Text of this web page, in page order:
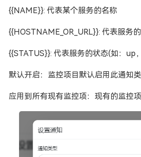
{{NAME}}: 代表某个服务的名称
{{HOSTNAME_OR_URL}}: 代表服务
{{STATUS}}: 代表服务的状态(如：up
默认开启：监控项目默认启用此通知
应用到所有现有监控项：现有的监控